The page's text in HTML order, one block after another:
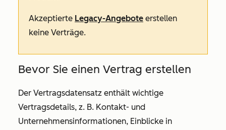
Akzeptierte Legacy-Angebote erstellen
keine Verträge.
Bevor Sie einen Vertrag erstellen
Der Vertragsdatensatz enthält wichtige
Vertragsdetails, z. B. Kontakt- und
Unternehmensinformationen, Einblicke in